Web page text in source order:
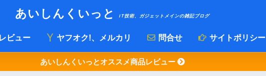
あいしんくいっと IT技術、ガジェットメインの雑記ブログ
ビュー ヤフオク!、メルカリ 問合せ サイトポリシー
あいしんくいっとオススメ商品レビュー